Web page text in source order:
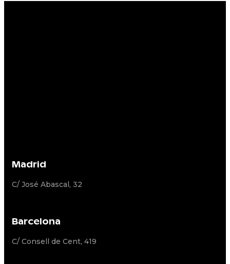
Madrid
C/ José Abascal, 32
Barcelona
C/ Consell de Cent, 419